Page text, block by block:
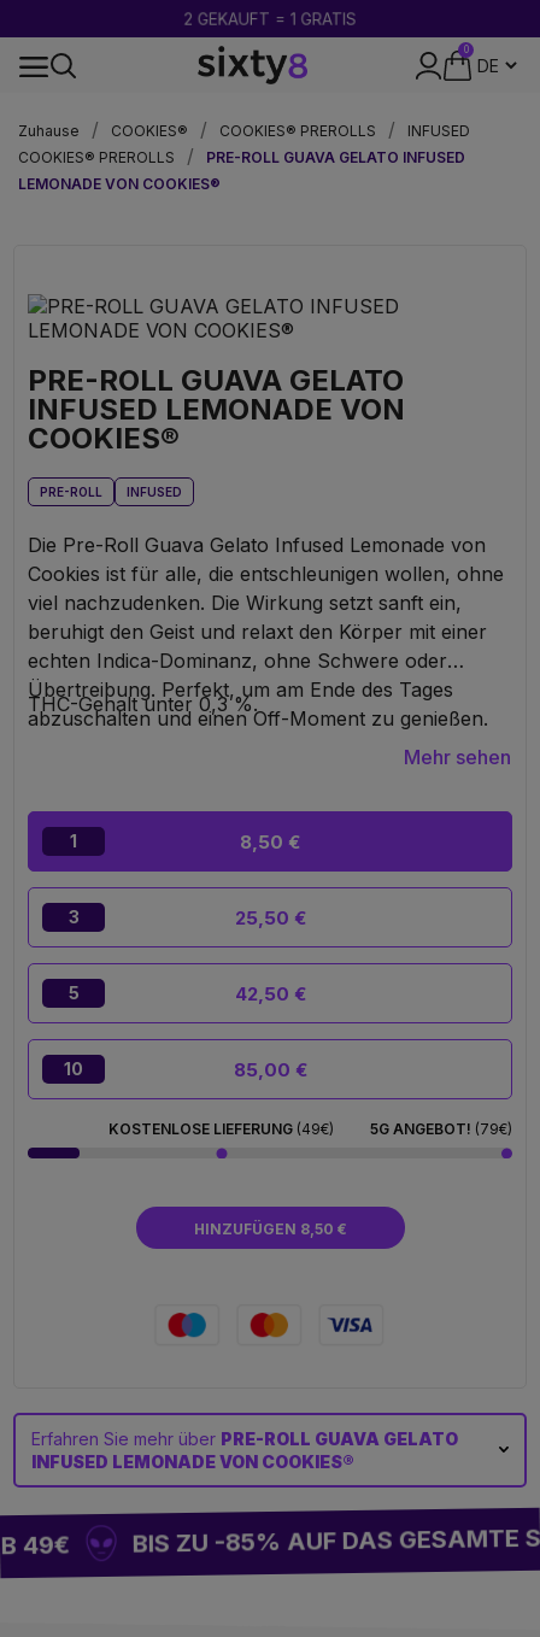
2 GEKAUFT = 1 GRATIS
0
Zuhause
COOKIES® COOKIES® PREROLLS
INFUSED
COOKIES® PREROLLS
PRE-ROLL GUAVA GELATO INFUSED
LEMONADE VON COOKIES®
PRE-ROLL GUAVA GELATO
INFUSED LEMONADE VON
COOKIES®
PRE-ROLL INFUSED
Die Pre-Roll Guava Gelato Infused Lemonade von
Cookies ist für alle, die entschleunigen wollen, ohne
viel nachzudenken. Die Wirkung setzt sanft ein,
beruhigt den Geist und relaxt den Körper mit einer
echten Indica-Dominanz, ohne Schwere oder
Übertreibung. Perfekt, um am Ende des Tages
abzuschalten und einen Off-Moment zu genießen.
Geschmacklich stimmt die Balance: exotische Guave,
Lemonade-Touch, der jeden Zug weich und
genussvoll macht. Ein Premium-pre-roll,
gebrauchsfertig, gemacht fürs Chillen ohne Druck.
THC-Gehalt unter 0,3 %.
Mehr sehen
1 8,50 €
3 25,50 €
5 42,50 €
10 85,00 €
KOSTENLOSE LIEFERUNG (49€) 5G ANGEBOT! (79€)
HINZUFÜGEN 8,50 €
Erfahren Sie mehr über PRE-ROLL GUAVA GELATO
INFUSED LEMONADE VON COOKIES®
49€ BIS ZU -85% AUF DAS GESAMTE